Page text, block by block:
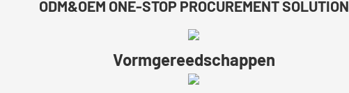
ODM&OEM ONE-STOP PROCUREMENT SOLUTION
Vormgereedschappen